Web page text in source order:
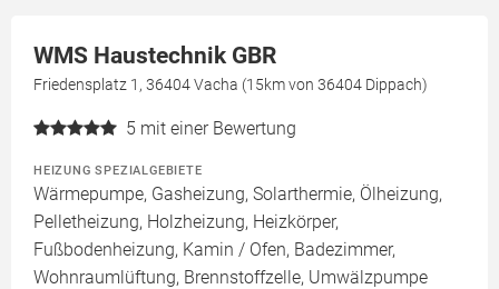
WMS Haustechnik GBR
Friedensplatz 1, 36404 Vacha (15km von 36404 Dippach)
5 mit einer Bewertung
HEIZUNG SPEZIALGEBIETE
Wärmepumpe, Gasheizung, Solarthermie, Ölheizung,
Pelletheizung, Holzheizung, Heizkörper,
Fußbodenheizung, Kamin / Ofen, Badezimmer,
Wohnraumlüftung, Brennstoffzelle, Umwälzpumpe